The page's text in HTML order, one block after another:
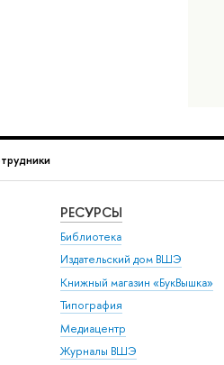
РЕСУРСЫ
Библиотека
Издательский дом ВШЭ
Книжный магазин «БукВышка»
Типография
Медиацентр
Журналы ВШЭ